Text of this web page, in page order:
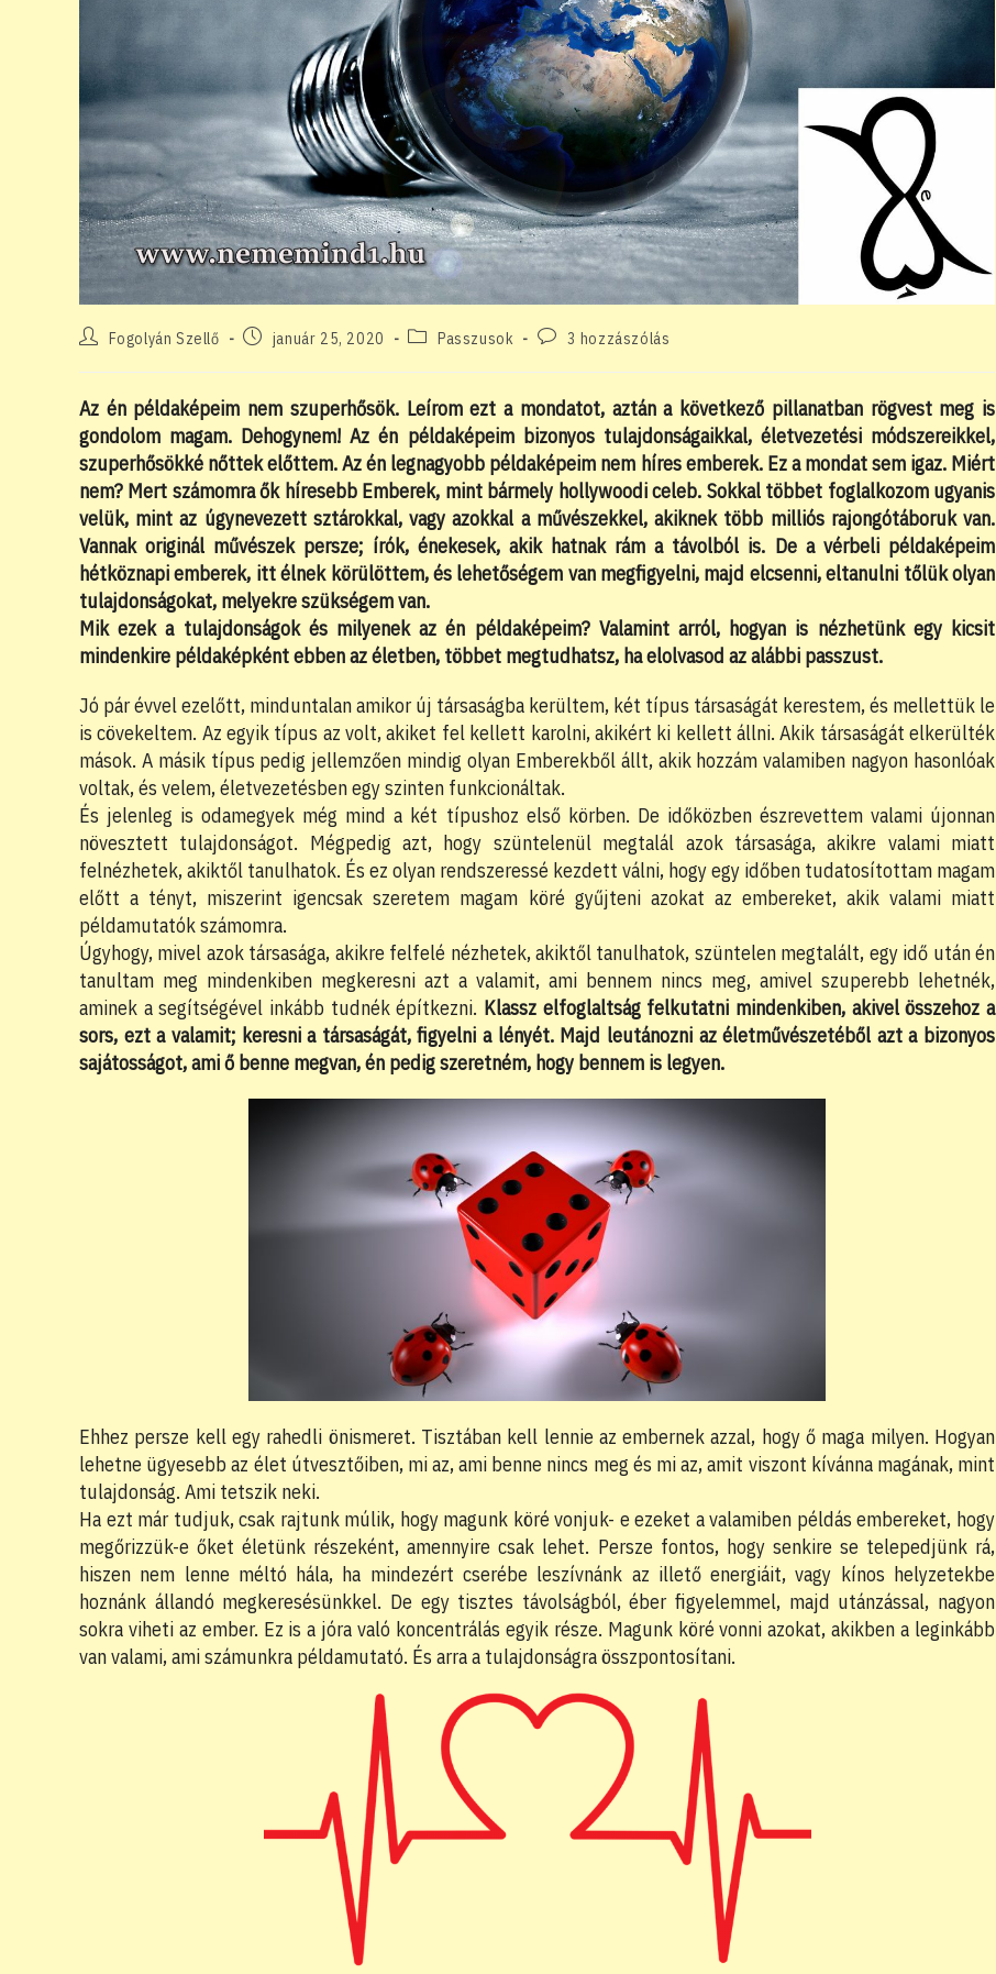
PostFogolyán Szellő
Postjanuár 25, 2020
PostPasszusok
Post3 hozzászólás
Az én példaképeim nem szuperhősök. Leírom ezt a mondatot, aztán a következő pillanatban rögvest meg is
gondolom magam. Dehogynem! Az én példaképeim bizonyos tulajdonságaikkal, életvezetési módszereikkel,
szuperhősökké nőttek előttem. Az én legnagyobb példaképeim nem híres emberek. Ez a mondat sem igaz. Miért
nem? Mert számomra ők híresebb Emberek, mint bármely hollywoodi celeb. Sokkal többet foglalkozom ugyanis
velük, mint az úgynevezett sztárokkal, vagy azokkal a művészekkel, akiknek több milliós rajongótáboruk van.
Vannak originál művészek persze; írók, énekesek, akik hatnak rám a távolból is. De a vérbeli példaképeim
hétköznapi emberek, itt élnek körülöttem, és lehetőségem van megfigyelni, majd elcsenni, eltanulni tőlük olyan
tulajdonságokat, melyekre szükségem van.
Mik ezek a tulajdonságok és milyenek az én példaképeim? Valamint arról, hogyan is nézhetünk egy kicsit
mindenkire példaképként ebben az életben, többet megtudhatsz, ha elolvasod az alábbi passzust.
Jó pár évvel ezelőtt, minduntalan amikor új társaságba kerültem, két típus társaságát kerestem, és mellettük le
is cövekeltem. Az egyik típus az volt, akiket fel kellett karolni, akikért ki kellett állni. Akik társaságát elkerülték
mások. A másik típus pedig jellemzően mindig olyan Emberekből állt, akik hozzám valamiben nagyon hasonlóak
voltak, és velem, életvezetésben egy szinten funkcionáltak.
És jelenleg is odamegyek még mind a két típushoz első körben. De időközben észrevettem valami újonnan
növesztett tulajdonságot. Mégpedig azt, hogy szüntelenül megtalál azok társasága, akikre valami miatt
felnézhetek, akiktől tanulhatok. És ez olyan rendszeressé kezdett válni, hogy egy időben tudatosítottam magam
előtt a tényt, miszerint igencsak szeretem magam köré gyűjteni azokat az embereket, akik valami miatt
példamutatók számomra.
Úgyhogy, mivel azok társasága, akikre felfelé nézhetek, akiktől tanulhatok, szüntelen megtalált, egy idő után én
tanultam meg mindenkiben megkeresni azt a valamit, ami bennem nincs meg, amivel szuperebb lehetnék,
aminek a segítségével inkább tudnék építkezni. Klassz elfoglaltság felkutatni mindenkiben, akivel összehoz a
sors, ezt a valamit; keresni a társaságát, figyelni a lényét. Majd leutánozni az életművészetéből azt a bizonyos
sajátosságot, ami ő benne megvan, én pedig szeretném, hogy bennem is legyen.
Ehhez persze kell egy rahedli önismeret. Tisztában kell lennie az embernek azzal, hogy ő maga milyen. Hogyan
lehetne ügyesebb az élet útvesztőiben, mi az, ami benne nincs meg és mi az, amit viszont kívánna magának, mint
tulajdonság. Ami tetszik neki.
Ha ezt már tudjuk, csak rajtunk múlik, hogy magunk köré vonjuk- e ezeket a valamiben példás embereket, hogy
megőrizzük-e őket életünk részeként, amennyire csak lehet. Persze fontos, hogy senkire se telepedjünk rá,
hiszen nem lenne méltó hála, ha mindezért cserébe leszívnánk az illető energiáit, vagy kínos helyzetekbe
hoznánk állandó megkeresésünkkel. De egy tisztes távolságból, éber figyelemmel, majd utánzással, nagyon
sokra viheti az ember. Ez is a jóra való koncentrálás egyik része. Magunk köré vonni azokat, akikben a leginkább
van valami, ami számunkra példamutató. És arra a tulajdonságra összpontosítani.